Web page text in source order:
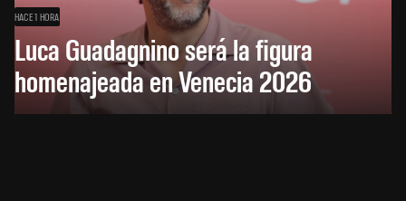
HACE 1 HORA
Luca Guadagnino será la figura
homenajeada en Venecia 2026